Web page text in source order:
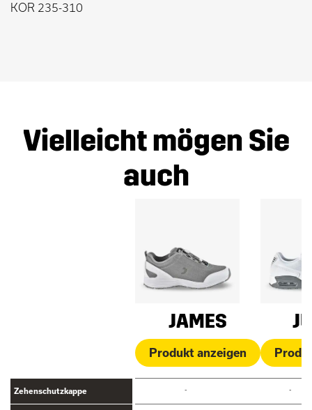
KOR 235-310
Vielleicht mögen Sie
auch
JAMES
Produkt anzeigen
Zehenschutzkappe - -